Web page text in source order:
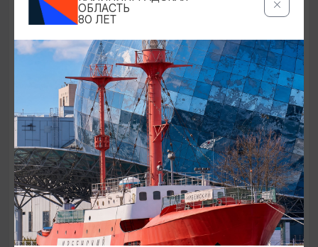
ЭКСКУРСИИ УЧРЕЖДЕНИЙ КУЛЬТУРЫ
Аудиоспектакль «Истории Куршской
косы»
01.02.2026 - 31.12.2026, 13:00
Куршская коса
ОТ 2500₽
ОБЛАСТЬ
80 ЛЕТ